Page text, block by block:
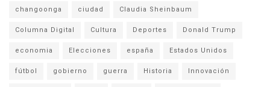
changoonga ciudad Claudia Sheinbaum
Columna Digital Cultura Deportes Donald Trump
economia Elecciones españa Estados Unidos
fútbol gobierno guerra Historia Innovación